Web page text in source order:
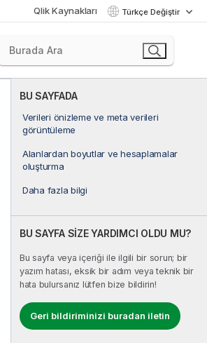
Qlik Kaynakları Türkçe Değiştir
BU SAYFADA
Verileri önizleme ve meta verileri
görüntüleme
Alanlardan boyutlar ve hesaplamalar
oluşturma
Daha fazla bilgi
BU SAYFA SİZE YARDIMCI OLDU MU?
Bu sayfa veya içeriği ile ilgili bir sorun; bir
yazım hatası, eksik bir adım veya teknik bir
hata bulursanız lütfen bize bildirin!
Geri bildiriminizi buradan iletin